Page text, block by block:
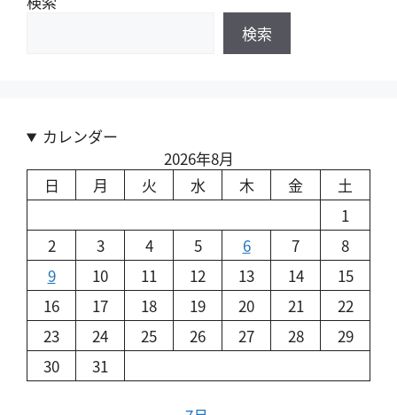
検索
カレンダー
2026年8月
日
月 火 水 木 金
土
1
2
3 4 5 6 7
8
9
10 11 12 13 14
15
16
17 18 19 20 21
22
23
24 25 26 27 28
29
30
31